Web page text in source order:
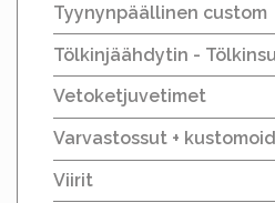
Tyynynpäällinen custom
Tölkinjäähdytin -
Vetoketjuvetimet
Varvastossut +
Viirit